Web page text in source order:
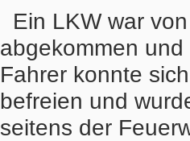
Ein LKW war
abgekommen
Fahrer konnte
befreien und
seitens der